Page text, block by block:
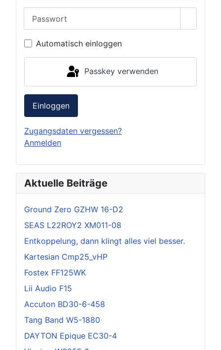
Automatisch einloggen
Passkey verwenden
Einloggen
Zugangsdaten vergessen?
Anmelden
Aktuelle Beiträge
Ground Zero GZHW 16-D2
SEAS L22ROY2 XM011-08
Entkoppelung, dann klingt alles viel besser.
Kartesian Cmp25_vHP
Fostex FF125WK
Lii Audio F15
Accuton BD30-6-458
Tang Band W5-1880
DAYTON Epique EC30-4